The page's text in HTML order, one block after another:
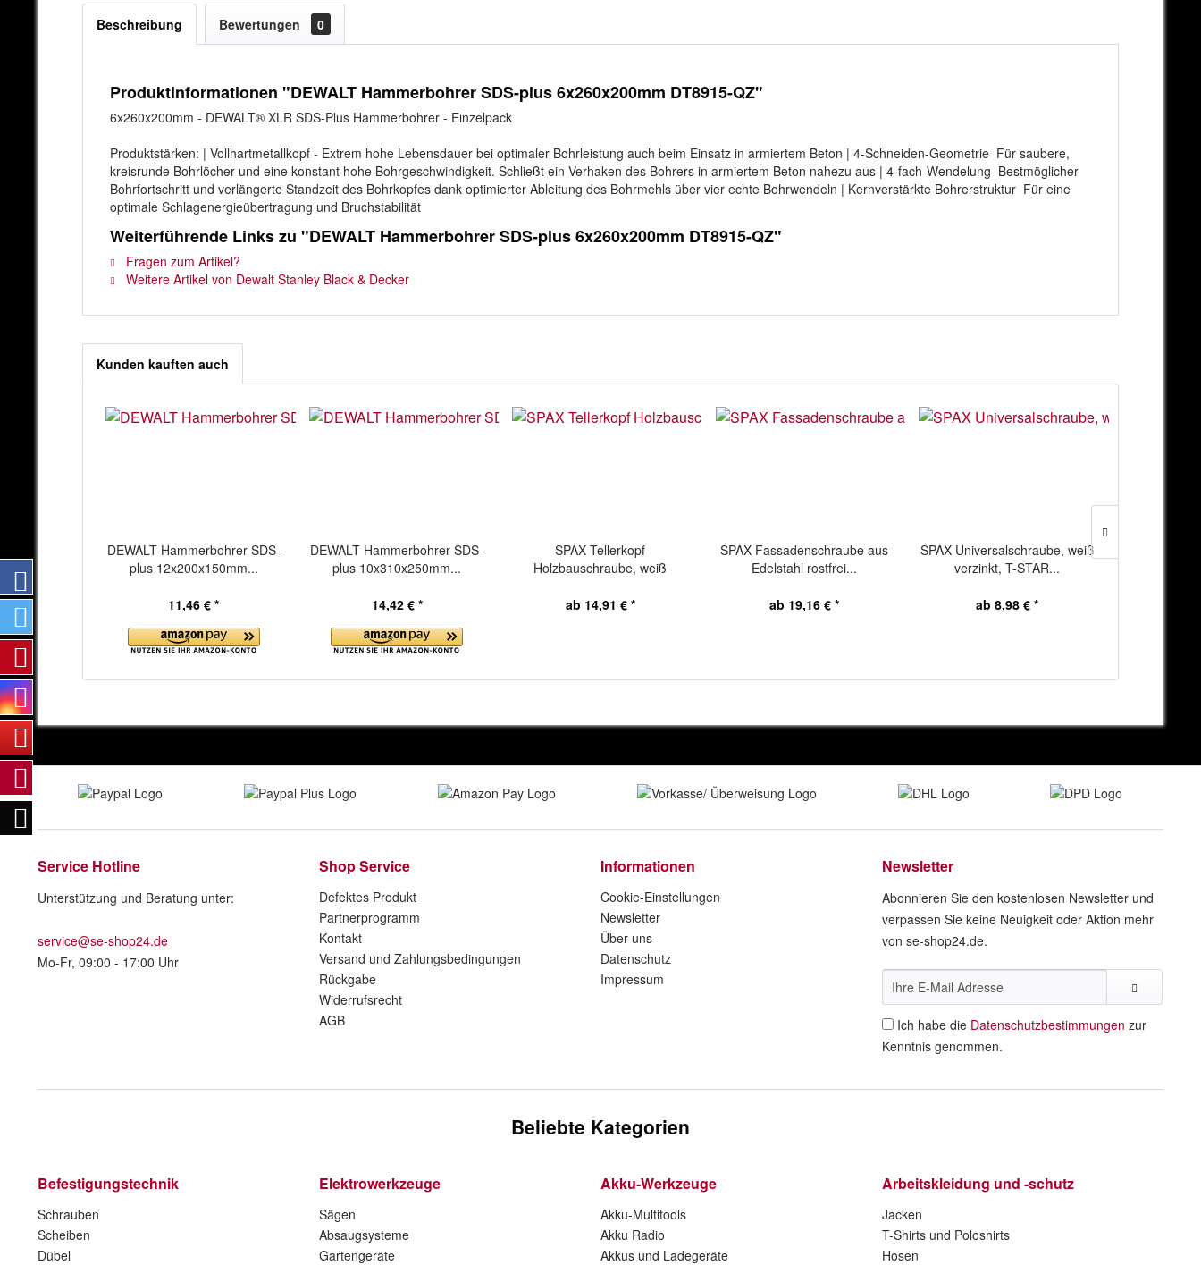
Beschreibung Bewertungen 0
Produktinformationen "DEWALT Hammerbohrer SDS-plus 6x260x200mm DT8915-QZ"
6x260x200mm - DEWALT® XLR SDS-Plus Hammerbohrer - Einzelpack
Produktstärken: | Vollhartmetallkopf - Extrem hohe Lebensdauer bei optimaler Bohrleistung auch beim Einsatz in armiertem Beton | 4-Schneiden-Geometrie Für saubere,
kreisrunde Bohrlöcher und eine konstant hohe Bohrgeschwindigkeit. Schließt ein Verhaken des Bohrers in armiertem Beton nahezu aus | 4-fach-Wendelung Bestmöglicher
Bohrfortschritt und verlängerte Standzeit des Bohrkopfes dank optimierter Ableitung des Bohrmehls über vier echte Bohrwendeln | Kernverstärkte Bohrerstruktur Für eine
optimale Schlagenergieübertragung und Bruchstabilität
Weiterführende Links zu "DEWALT Hammerbohrer SDS-plus 6x260x200mm DT8915-QZ"
Fragen zum Artikel?
Weitere Artikel von Dewalt Stanley Black & Decker
Kunden kauften auch
DEWALT Hammerbohrer SDS-
plus 12x200x150mm...
11,46 € *
DEWALT Hammerbohrer SDS-
plus 10x310x250mm...
14,42 € *
SPAX Tellerkopf
Holzbauschraube, weiß
ab 14,91 € *
SPAX Fassadenschraube aus
Edelstahl rostfrei...
ab 19,16 € *
SPAX Universalschraube, weiß
verzinkt, T-STAR...
ab 8,98 € *
Service Hotline
Unterstützung und Beratung unter:
service@se-shop24.de
Mo-Fr, 09:00 - 17:00 Uhr
Shop Service
Defektes Produkt
Partnerprogramm
Kontakt
Versand und Zahlungsbedingungen
Rückgabe
Widerrufsrecht
AGB
Informationen
Cookie-Einstellungen
Newsletter
Über uns
Datenschutz
Impressum
Newsletter
Abonnieren Sie den kostenlosen Newsletter und
verpassen Sie keine Neuigkeit oder Aktion mehr
von se-shop24.de.
Ich habe die Datenschutzbestimmungen zur
Kenntnis genommen.
Beliebte Kategorien
Befestigungstechnik
Schrauben
Scheiben
Dübel
Elektrowerkzeuge
Sägen
Absaugsysteme
Gartengeräte
Akku-Werkzeuge
Akku-Multitools
Akku Radio
Akkus und Ladegeräte
Arbeitskleidung und -schutz
Jacken
T-Shirts und Poloshirts
Hosen